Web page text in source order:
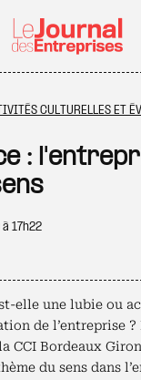
CULTURELLES ET
:
17h22
elle une lubie ou
de l’entreprise ?
CCI Bordeaux
du sens dans